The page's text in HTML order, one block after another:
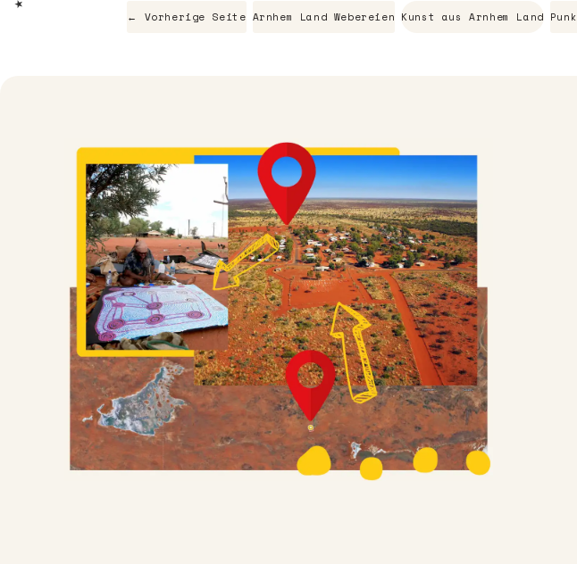
← Vorherige Seite Arnhem Land Webereien Kunst aus Arnhem Land